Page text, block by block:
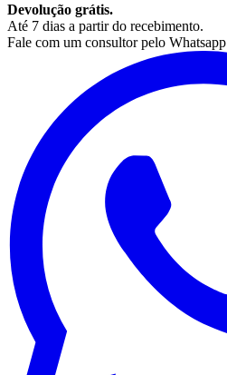
Devolução grátis.
Até 7 dias a partir do recebimento.
Fale com um consultor pelo Whatsapp